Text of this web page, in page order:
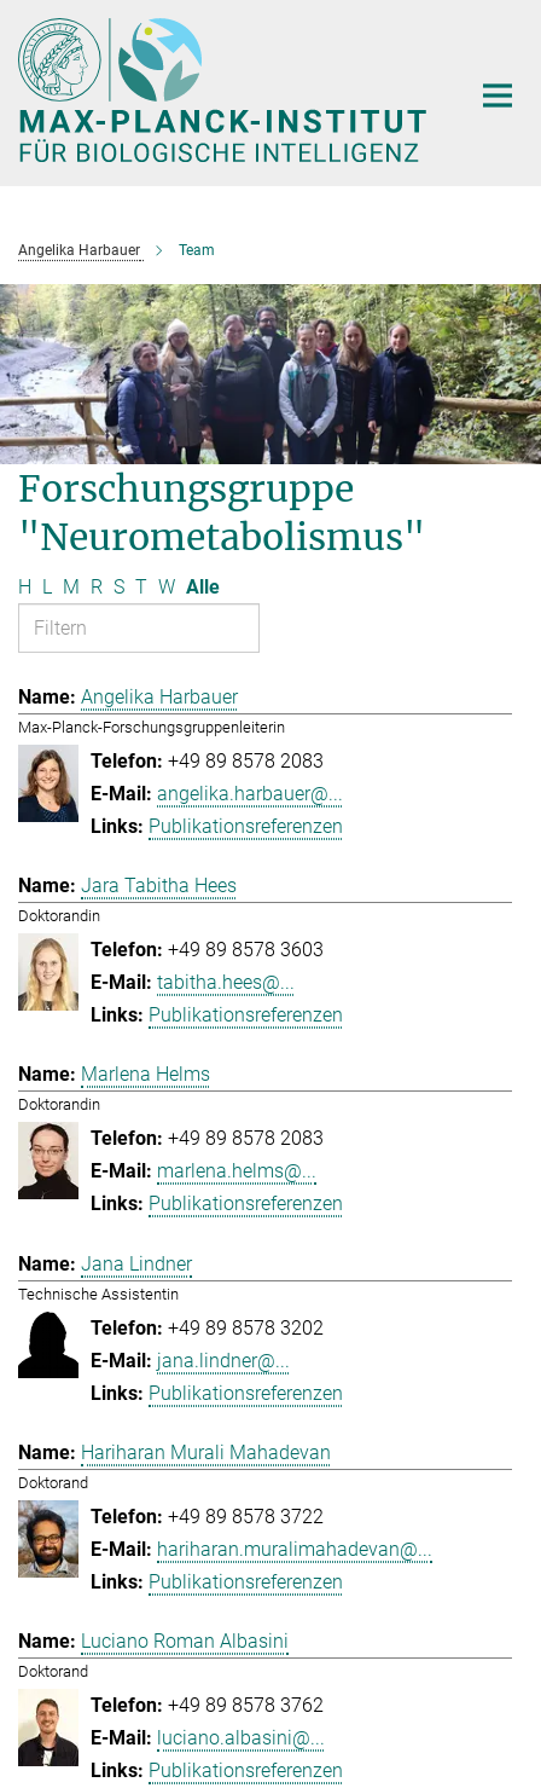
Hauptinhalt
Angelika Harbauer Team
Forschungsgruppe
"Neurometabolismus"
H L M R S T W Alle
Angelika Harbauer
Max-Planck-Forschungsgruppenleiterin
+49 89 8578 2083
angelika.harbauer@...
Publikationsreferenzen
Jara Tabitha Hees
Doktorandin
+49 89 8578 3603
tabitha.hees@...
Publikationsreferenzen
Marlena Helms
Doktorandin
+49 89 8578 2083
marlena.helms@...
Publikationsreferenzen
Jana Lindner
Technische Assistentin
+49 89 8578 3202
jana.lindner@...
Publikationsreferenzen
Hariharan Murali Mahadevan
Doktorand
+49 89 8578 3722
hariharan.muralimahadevan@...
Publikationsreferenzen
Luciano Roman Albasini
Doktorand
+49 89 8578 3762
luciano.albasini@...
Publikationsreferenzen